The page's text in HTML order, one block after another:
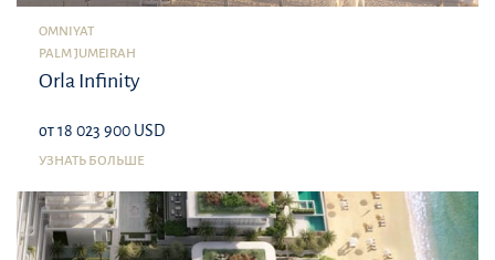
OMNIYAT
PALM JUMEIRAH
Orla Infinity
от 18 023 900 USD
УЗНАТЬ БОЛЬШЕ